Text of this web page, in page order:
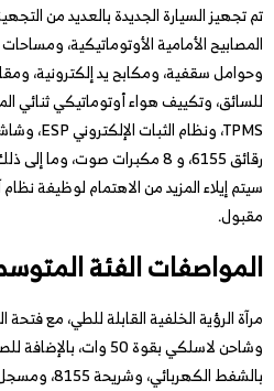
تم تجهيز السيارة الجديدة بالعديد من
المصابيح الأمامية الأوتوماتيكية،
للسائق، وتكييف هواء أوتوماتيكي ثنائي
رقائق 6155، و 8 مكبرات صوت،
سيتم إيلاء المزيد من الاهتمام لوظيفة نظام
مقبول.
المواصفات الفئة
وشاحن لاسلكي بقوة 50
بالشفط الكهربائي، وشريحة 8155، ومسجل السيارة الجديد.